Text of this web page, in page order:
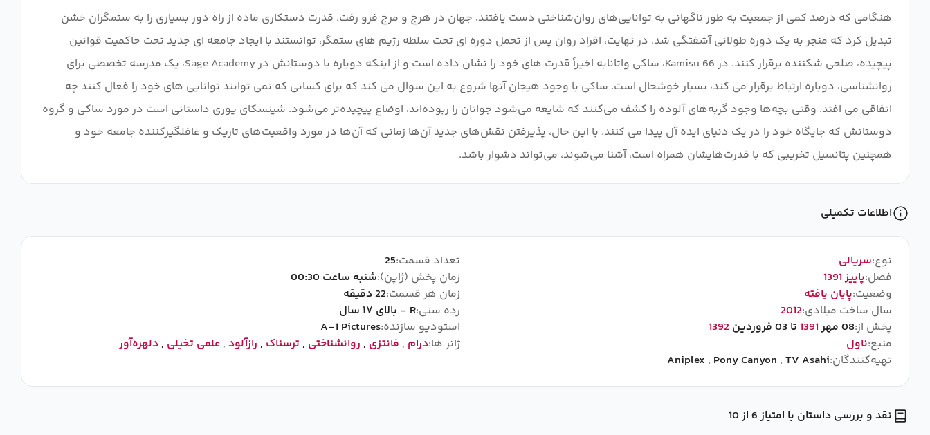
هنگامی که درصد کمی از جمعیت به طور ناگهانی به توانایی‌های روان‌شناختی دست یافتند، جهان در هرج و مرج فرو رفت. قدرت دستکاری ماده از راه دور بسیاری را به ستمگران خشن
تبدیل کرد که منجر به یک دوره طولانی آشفتگی شد. در نهایت، افراد روان پس از تحمل دوره ای تحت سلطه رژیم های ستمگر، توانستند با ایجاد جامعه ای جدید تحت حاکمیت قوانین
پیچیده، صلحی شکننده برقرار کنند. در Kamisu 66، ساکی واتانابه اخیراً قدرت های خود را نشان داده است و از اینکه دوباره با دوستانش در Sage Academy، یک مدرسه تخصصی برای
روانشناسی، دوباره ارتباط برقرار می کند، بسیار خوشحال است. ساکی با وجود هیجان آنها شروع به این سوال می کند که برای کسانی که نمی توانند توانایی های خود را فعال کنند چه
اتفاقی می افتد. وقتی بچه‌ها وجود گربه‌های آلوده را کشف می‌کنند که شایعه می‌شود جوانان را ربوده‌اند، اوضاع پیچیده‌تر می‌شود. شینسکای یوری داستانی است در مورد ساکی و گروه
دوستانش که جایگاه خود را در یک دنیای ایده آل پیدا می کنند. با این حال، پذیرفتن نقش‌های جدید آن‌ها زمانی که آن‌ها در مورد واقعیت‌های تاریک و غافلگیرکننده جامعه خود و
همچنین پتانسیل تخریبی که با قدرت‌هایشان همراه است، آشنا می‌شوند، می‌تواند دشوار باشد.
اطلاعات تکمیلی
نوع:سریالی
فصل:پاییز 1391
وضعیت:پایان یافته
سال ساخت میلادی:2012
پخش از:08 مهر 1391 تا 03 فروردین
1392
منبع:ناول
تهیه‌کنندگان:
Aniplex , Pony Canyon , TV Asahi
تعداد قسمت:25
زمان پخش (ژاپن):شنبه ساعت 00:30
زمان هر قسمت:22 دقیقه
رده سنی:R - بالای ۱۷ سال
استودیو سازنده:A-1 Pictures
ژانر ها:درام , فانتزی , روانشناختی , ترسناک , رازآلود ,علمی تخیلی ,دلهره‌آور
نقد و بررسی داستان با امتیاز 6 از 10